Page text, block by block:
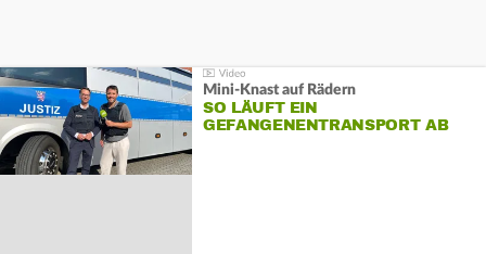
Mini-Knast auf Rädern
SO LÄUFT EIN
GEFANGENENTRANSPORT AB